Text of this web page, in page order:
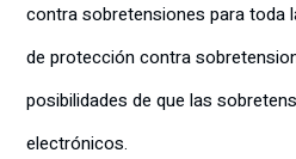
contra sobretensiones para toda
de protección contra
posibilidades de que las
electrónicos.